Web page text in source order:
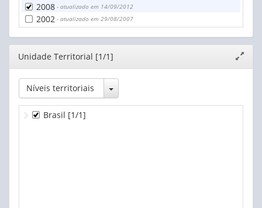
2008 - atualizado em 14/09/2012
2002 - atualizado em 29/08/2007
Editor
janela
Unidade Territorial [1/1]
Níveis territoriais Toggle Dropdown
Brasil [1/1]